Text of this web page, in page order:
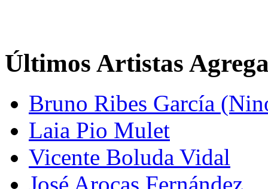
Últimos Artistas
Bruno Ribes García
Laia Pio Mulet
Vicente Boluda Vidal
José Arocas Fernández